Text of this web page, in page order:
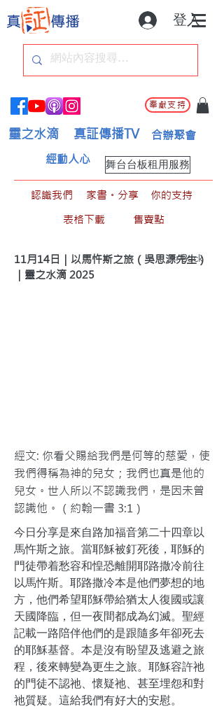
登入
奉獻支持
靈之水滴 真証傳播TV 合辦聚會
舞台台板租用服務
經動人心
認識我們 家書。分享
你的支持
表格下載
售賣點
11月14日｜以馬忤斯之旅（吳思源先生）
｜靈之水滴 2025
< Back
經文: 你看父賜給我們是何等的慈愛，使
我們得稱為神的兒女；我們也真是他的
兒女。世人所以不認識我們，是因未曾
認識他。（約翰一書 3:1）
今日分享是來自路加福音第二十四章以
馬忤斯之旅。當耶穌被釘死後，耶穌的
門徒帶着愁容和惶恐離開耶路撒冷前往
以馬忤斯。耶路撒冷本是他們夢想的地
方，他們希望耶穌帶給猶太人復國或讓
天國降臨，但一夜間都成為幻滅。聖經
記載一路陪伴他們的是跟隨多年卻死去
的耶穌基督。本是沒有盼望及逃避之旅
程，後來轉變為更生之旅。耶穌容許祂
的門徒不認祂、懷疑祂、甚至埋怨和對
祂質疑。這給我們有好大的安慰。